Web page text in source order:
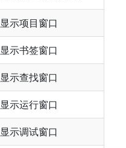
显示项目窗口
显示书签窗口
显示查找窗口
显示运行窗口
显示调试窗口